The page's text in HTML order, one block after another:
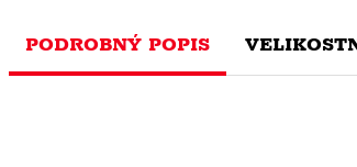
PODROBNÝ POPIS